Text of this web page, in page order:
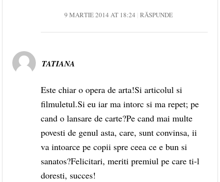
9 MARTIE 2014 AT 18:24 RĂSPUNDE
TATIANA
Este chiar o opera de arta!Si articolul si
filmuletul.Si eu iar ma intorc si ma repet; pe
cand o lansare de carte?Pe cand mai multe
povesti de genul asta, care, sunt convinsa, ii
va intoarce pe copii spre ceea ce e bun si
sanatos?Felicitari, meriti premiul pe care ti-l
doresti, succes!